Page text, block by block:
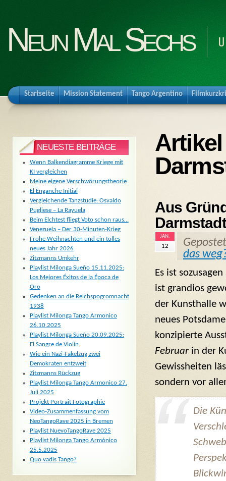
Neun Mal Sechs
Startseite Mission Statement Tango Argentino
Aus
Darmstadt
JAN.
12
das
Es ist
ist grandios
der Kunsthalle
neues
konzipierte
Februarin der
Gewissheiten
sondern vor
Die
NEUESTE BEITRÄGE
Wenn Balkendiagramme Kriege mit
KI vergleichen
Meine eigene Verschwörungstheorie
El Enganche Initial
Vergleichende Tanzstudie: Osvaldo
Pugliese – La Rayuela
Beim Elchtest fliegt Voto schon raus…
Venezuela – Der 30-Minuten-Krieg
Frohe Weihnachten und ein tolles
neues Jahr 2026
Zitzmanns Umkehr
Playlist Milonga Sueño 15.11.2025:
Los Mejores Éxitos de la Época de
Oro
Gedenken an die Reichspogromnacht
1938
Playlist Milonga Tango Armonico
26.10.2025
Playlist Milonga Sueño 20.09.2025:
El Sangre de Violin
Wie ein Nazi-Fakelzug zwei
Demokraten entzweit
Zitzmanns Rückzug
Playlist Milonga Tango Armonico 27.
Juli 2025
Projekt Portrait Fotographie
Video-Zusammenfassung vom
NeoTangoRave 2025 in Bremen
Playlist NuevoTangoRave 2025
Playlist Milonga Tango Armónico
25.5.2025
Quo vadis Tango?